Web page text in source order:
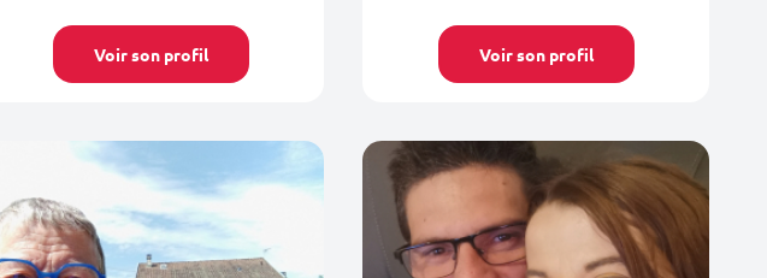
Voir son profil Voir son profil